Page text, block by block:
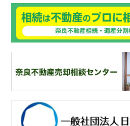
良不動産相続・遺産分割相談窓口